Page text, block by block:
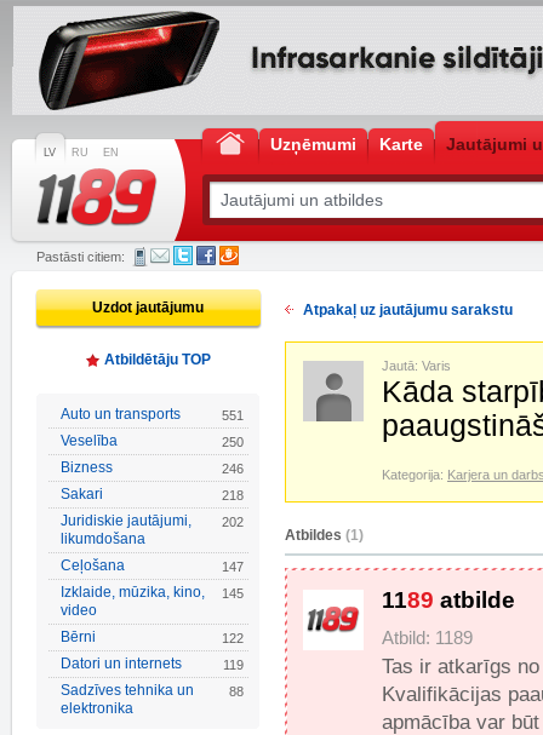
LV RU EN Uzņēmumi Karte Jautājumi
Pastāsti citiem:
Uzdot jautājumu
Atbildētāju TOP
Auto un transports 551
Veselība 250
Bizness 246
Sakari 218
Juridiskie jautājumi,
likumdošana
202
Ceļošana 147
Izklaide, mūzika, kino,
video
145
Bērni 122
Datori un internets 119
Sadzīves tehnika un
elektronika
88
Atpakaļ uz jautājumu sarakstu
Jautā: Varis
Kāda
Kategorija: Karjera un
Atbildes (1)
1189 atbilde
Atbild: 1189
Tas ir atkarīgs
Kvalifikācijas
apmācība var